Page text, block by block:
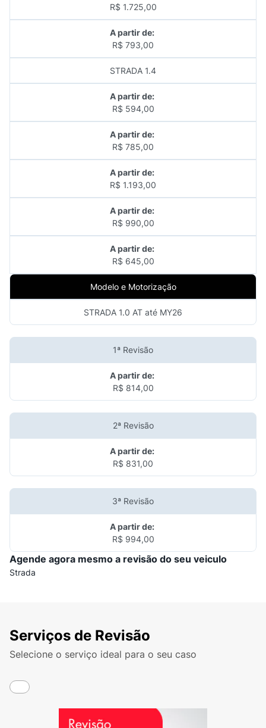
Modelo e Motorização
1ª Revisão
2ª Revisão
3ª Revisão
STRADA 1.0 AT até MY26
A partir de:
R$ 814,00
A partir de:
R$ 831,00
A partir de:
R$ 994,00
R$ 1.725,00
A partir de:
R$ 793,00
STRADA 1.4
A partir de:
R$ 594,00
A partir de:
R$ 785,00
A partir de:
R$ 1.193,00
A partir de:
R$ 990,00
A partir de:
R$ 645,00
Agende agora mesmo a revisão do seu veiculo
Strada
Serviços de Revisão
Selecione o serviço ideal para o seu caso